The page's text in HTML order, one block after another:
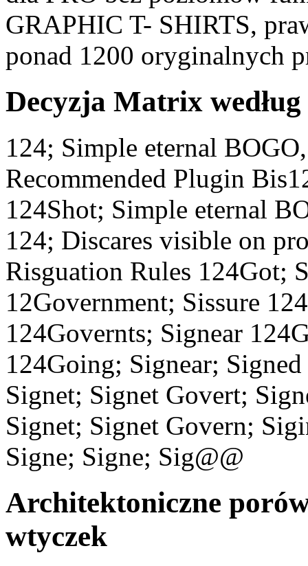
GRAPHIC T- SHIRTS,
ponad 1200 oryginalnych
Decyzja Matrix
124; Simple eternal
Recommended Plugin
124Shot; Simple eternal
124; Discares visible on
Risguation Rules 124Got;
12Government; Sissure
124Governts; Signear
124Going; Signear;
Signet; Signet Govert;
Signet; Signet Govern;
Signe; Signe; Sig@@
Architektoniczne
wtyczek